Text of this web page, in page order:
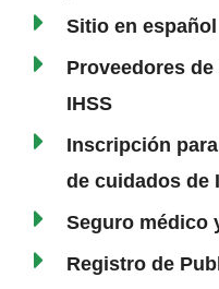
Sitio en español
Proveedores
IHSS
Inscripción
de cuidados de
Seguro médico
Registro de